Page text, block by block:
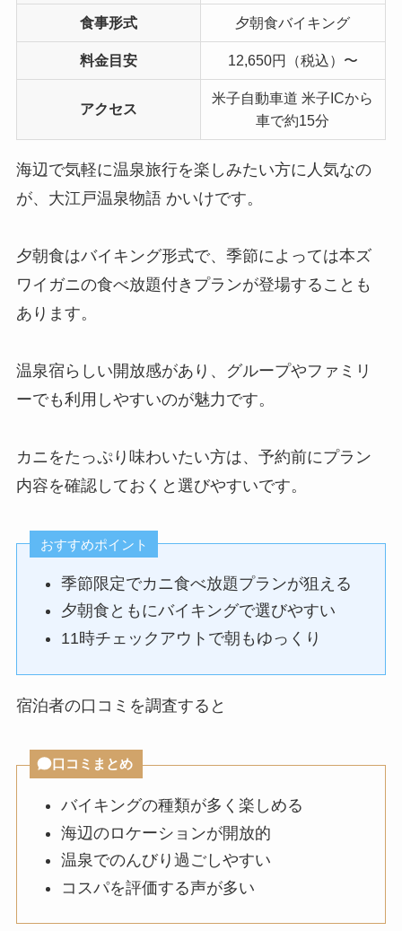
食事形式 夕朝食バイキング
料金目安 12,650円（税込）〜
アクセス
米子自動車道 米子ICから
車で約15分
海辺で気軽に温泉旅行を楽しみたい方に人気なの
が、大江戸温泉物語 かいけです。
夕朝食はバイキング形式で、季節によっては本ズ
ワイガニの食べ放題付きプランが登場することも
あります。
温泉宿らしい開放感があり、グループやファミリ
ーでも利用しやすいのが魅力です。
カニをたっぷり味わいたい方は、予約前にプラン
内容を確認しておくと選びやすいです。
おすすめポイント
季節限定でカニ食べ放題プランが狙える
夕朝食ともにバイキングで選びやすい
11時チェックアウトで朝もゆっくり
宿泊者の口コミを調査すると
口コミまとめ
バイキングの種類が多く楽しめる
海辺のロケーションが開放的
温泉でのんびり過ごしやすい
コスパを評価する声が多い